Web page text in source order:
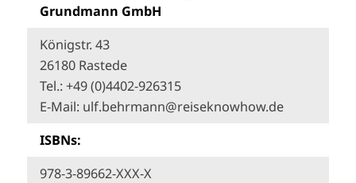
Grundmann GmbH
Königstr. 43
26180 Rastede
Tel.: +49 (0)4402-926315
E-Mail: ulf.behrmann@reiseknowhow.de
ISBNs:
978-3-89662-XXX-X